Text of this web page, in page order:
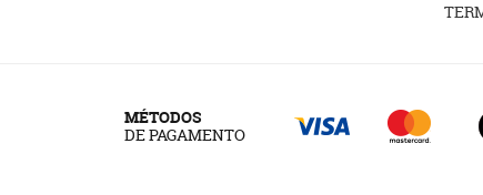
MÉTODOS
DE PAGAMENTO